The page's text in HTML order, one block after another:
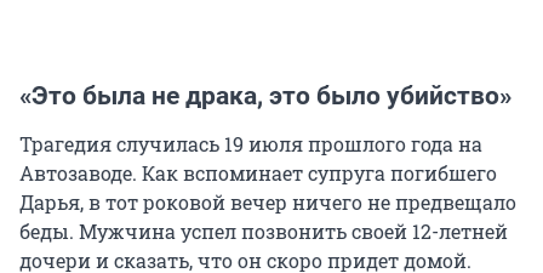
«Это была не драка, это было убийство»
Трагедия случилась 19 июля прошлого года на
Автозаводе. Как вспоминает супруга погибшего
Дарья, в тот роковой вечер ничего не предвещало
беды. Мужчина успел позвонить своей 12-летней
дочери и сказать, что он скоро придет домой.